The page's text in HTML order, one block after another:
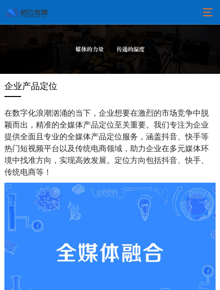
企业产品定位
在数字化浪潮汹涌的当下，企业想要在激烈的市场竞争中脱
颖而出，精准的全媒体产品定位至关重要。我们专注为企业
提供全面且专业的全媒体产品定位服务，涵盖抖音、快手等
热门短视频平台以及传统电商领域，助力企业在多元媒体环
境中找准方向，实现高效发展。定位方向包括抖音、快手、
传统电商等！